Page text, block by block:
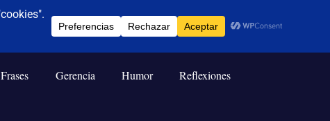
Frases Gerencia Humor Reflexiones